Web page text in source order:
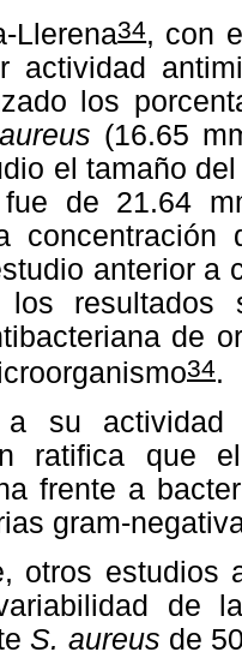
Llerena34, con
actividad
los
(16.65
el tamaño
de 21.64
anterior a
los resultados
de
34.
su actividad
ratifica que
frente a
gram-
otros estudios
de
S. aureus de